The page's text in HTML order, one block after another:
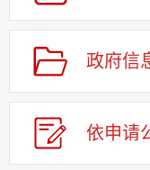
政府信
依申请